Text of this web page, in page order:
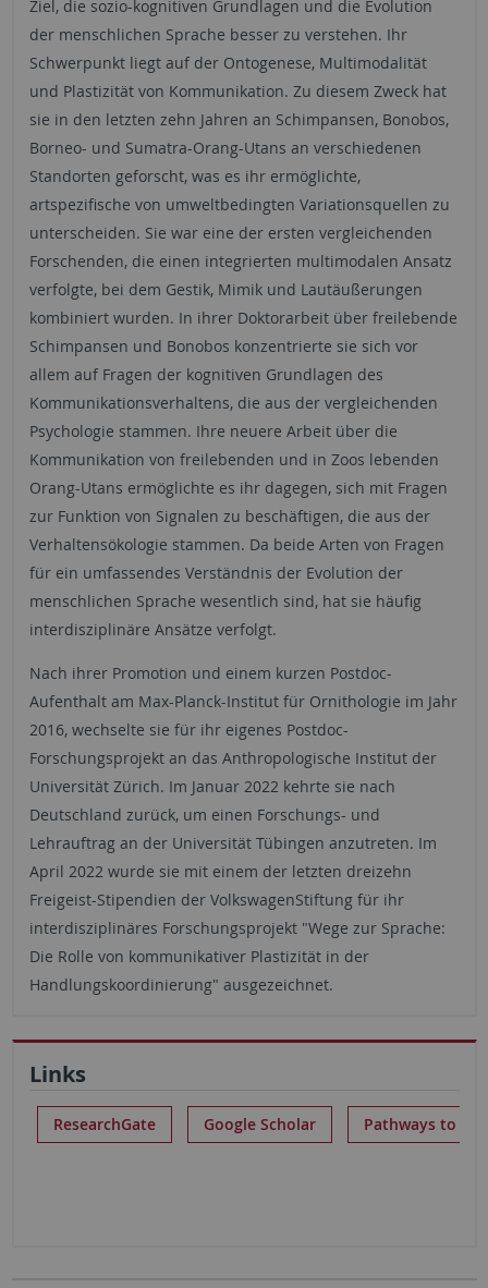
Ziel, die sozio-kognitiven Grundlagen und die Evolution
der menschlichen Sprache besser zu verstehen. Ihr
Schwerpunkt liegt auf der Ontogenese, Multimodalität
und Plastizität von Kommunikation. Zu diesem Zweck hat
sie in den letzten zehn Jahren an Schimpansen, Bonobos,
Borneo- und Sumatra-Orang-Utans an verschiedenen
Standorten geforscht, was es ihr ermöglichte,
artspezifische von umweltbedingten Variationsquellen zu
unterscheiden. Sie war eine der ersten vergleichenden
Forschenden, die einen integrierten multimodalen Ansatz
verfolgte, bei dem Gestik, Mimik und Lautäußerungen
kombiniert wurden. In ihrer Doktorarbeit über freilebende
Schimpansen und Bonobos konzentrierte sie sich vor
allem auf Fragen der kognitiven Grundlagen des
Kommunikationsverhaltens, die aus der vergleichenden
Psychologie stammen. Ihre neuere Arbeit über die
Kommunikation von freilebenden und in Zoos lebenden
Orang-Utans ermöglichte es ihr dagegen, sich mit Fragen
zur Funktion von Signalen zu beschäftigen, die aus der
Verhaltensökologie stammen. Da beide Arten von Fragen
für ein umfassendes Verständnis der Evolution der
menschlichen Sprache wesentlich sind, hat sie häufig
interdisziplinäre Ansätze verfolgt.
Nach ihrer Promotion und einem kurzen Postdoc-
Aufenthalt am Max-Planck-Institut für Ornithologie im Jahr
2016, wechselte sie für ihr eigenes Postdoc-
Forschungsprojekt an das Anthropologische Institut der
Universität Zürich. Im Januar 2022 kehrte sie nach
Deutschland zurück, um einen Forschungs- und
Lehrauftrag an der Universität Tübingen anzutreten. Im
April 2022 wurde sie mit einem der letzten dreizehn
Freigeist-Stipendien der VolkswagenStiftung für ihr
interdisziplinäres Forschungsprojekt "Wege zur Sprache:
Die Rolle von kommunikativer Plastizität in der
Handlungskoordinierung" ausgezeichnet.
Links
ResearchGate Google Scholar Pathways to